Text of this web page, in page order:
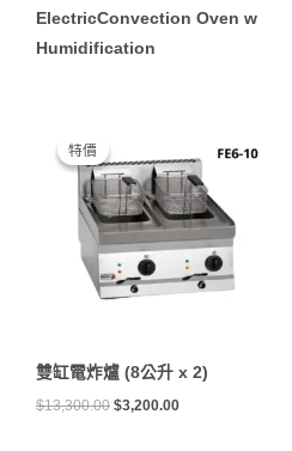
ElectricConvection Oven w
Humidification
特價
特價
雙缸電炸爐 (8公升 x 2)
$13,300.00
價
格：
$13,300.00。
$3,200.00
價
格：
$3,200.00。